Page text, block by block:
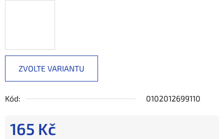
ZVOLTE VARIANTU
Kód: 0102012699110
165 Kč